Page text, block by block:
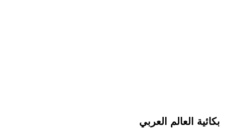
بكائية العالم العربي